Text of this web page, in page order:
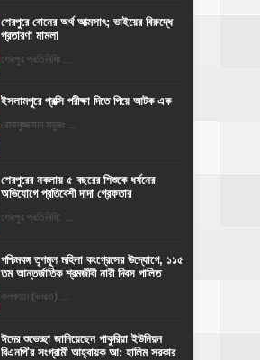
শেরপুরে বোনের অর্থ আত্মসাৎ; ভাইয়ের বিরুদ্ধে
প্রতারণা মামলা
শেরপুর প্রতিনিধিঃ ...
ইসলামপুরে প্রক্সি পরীক্ষা দিতে গিয়ে আটক এক
রোকনুজ্জামান সবুজঃ ...
শেরপুরের নকলায় ৫ বছরের শিশুকে ধর্ষনের
অভিযোগে প্রতিবেশী দাদা গ্রেফতার
শেরপুর প্রতিনিধি: ...
পশ্চিমবঙ্গ তৃণমূল মহিলা কংগ্রেসের উদ্যোগে, ১১৫
তম আন্তর্জাতিক শ্রমজীবী নারী দিবস পালিত
কলকাতা (ভারত) ...
ঈদের শুভেচ্ছা জানিয়েছেন পাকুরিয়া ইউনিয়ন
বিএনপি'র সংগ্রামী আহ্বায়ক আ: হালিম সরকার